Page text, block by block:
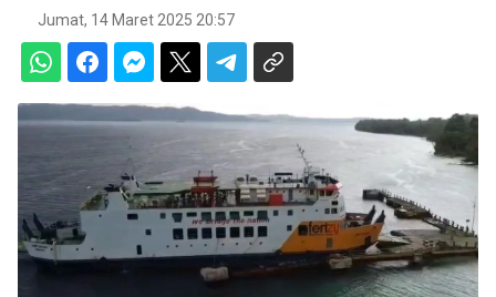
Jumat, 14 Maret 2025 20:57